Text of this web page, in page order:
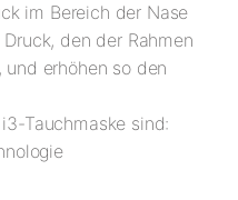
im Bereich der Nase
den der Rahmen
erhöhen so den
Tauchmaske sind: